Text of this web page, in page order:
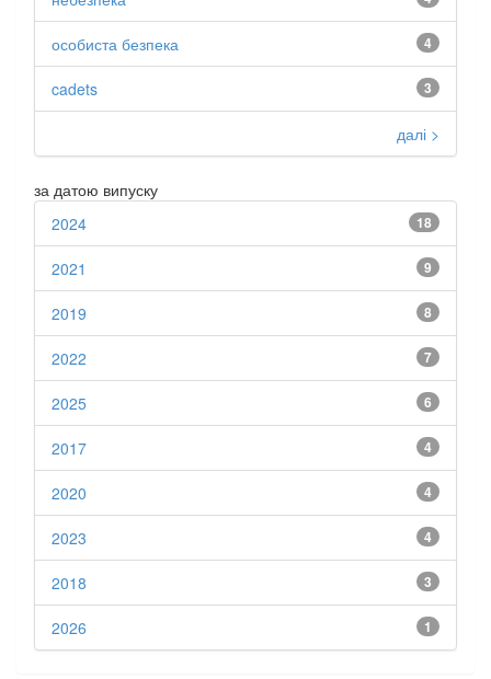
4
особиста безпека
3
cadets
далі >
за датою випуску
18
2024
9
2021
8
2019
7
2022
6
2025
4
2017
4
2020
4
2023
3
2018
1
2026